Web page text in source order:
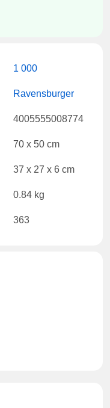
1 000
Ravensburger
4005555008774
70 x 50 cm
37 x 27 x 6 cm
0.84 kg
363